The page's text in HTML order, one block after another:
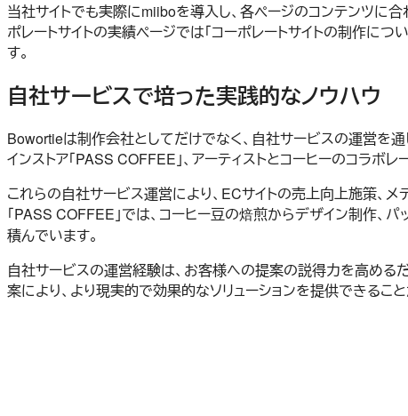
当社サイトでも実際にmiiboを導入し、各ページのコンテンツに
ポレートサイトの実績ページでは「コーポレートサイトの制作に
す。
自社サービスで培った実践的なノウハウ
Bowortieは制作会社としてだけでなく、自社サービスの運営を通
インストア「PASS COFFEE」、アーティストとコーヒーのコラボ
これらの自社サービス運営により、ECサイトの売上向上施策、
「PASS COFFEE」では、コーヒー豆の焙煎からデザイン制作
積んでいます。
自社サービスの運営経験は、お客様への提案の説得力を高める
案により、より現実的で効果的なソリューションを提供できるこ